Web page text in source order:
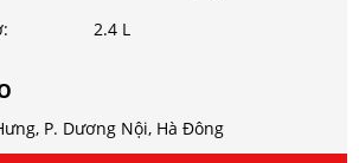
2.4 L
P. Dương Nội, Hà Đông